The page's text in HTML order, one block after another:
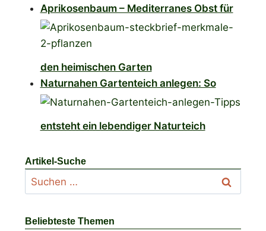
Aprikosenbaum – Mediterranes Obst für
den heimischen Garten
Naturnahen Gartenteich anlegen: So
entsteht ein lebendiger Naturteich
Artikel-Suche
Suchen
nach:
Beliebteste Themen